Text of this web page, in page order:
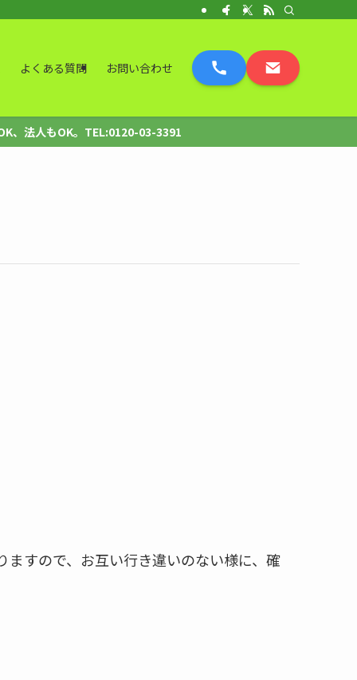
よくある質問 お問い合わせ
、法人もOK。TEL:0120-03-3391
すので、お互い行き違いのない様に、確